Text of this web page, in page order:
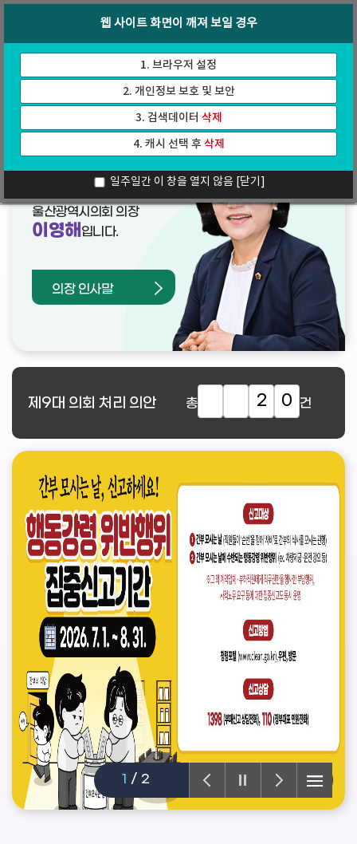
가
기
인터넷방송
웹 사이트 화면이 깨져 보일 경우
1. 브라우저 설정
2. 개인정보 보호 및 보안
3. 검색데이터 삭제
4. 캐시 선택 후삭제
일주일간 이 창을 열지 않음 [닫기]
1 / 2
열린의장실
울산광역시의회 의장
이영해 입니다.
의장 인사말
제9대 의회 처리 의안 총 2 0 건